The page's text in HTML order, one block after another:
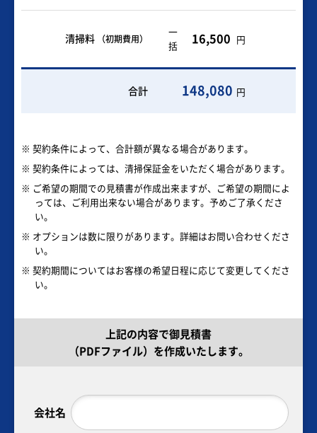
清掃料 （初期費用）
一
括
16,500 円
合計 148,080 円
※ 契約条件によって、合計額が異なる場合があります。
※ 契約条件によっては、清掃保証金をいただく場合があります。
※ ご希望の期間での見積書が作成出来ますが、ご希望の期間によ
っては、ご利用出来ない場合があります。予めご了承くださ
い。
※ オプションは数に限りがあります。詳細はお問い合わせくださ
い。
※ 契約期間についてはお客様の希望日程に応じて変更してくださ
い。
上記の内容で御見積書
（PDFファイル）を作成いたします。
会社名